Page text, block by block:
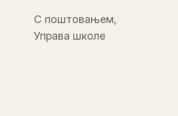
С поштовањем,
Управа школе